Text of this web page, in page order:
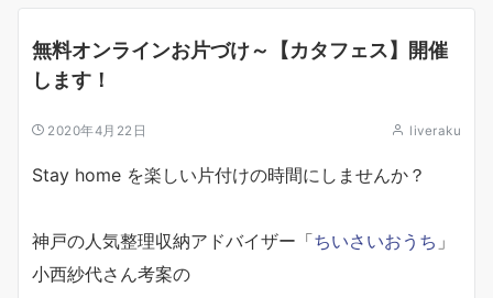
無料オンラインお片づけ～【カタフェス】開催
します！
2020年4月22日 liveraku
Stay home を楽しい片付けの時間にしませんか？
神戸の人気整理収納アドバイザー「ちいさいおうち 」
小西紗代さん考案の